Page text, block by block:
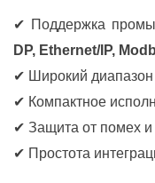
✔ Поддержка
DP, Ethernet/IP,
✔ Широкий
✔ Компактное
✔ Защита от помех и
✔ Простота